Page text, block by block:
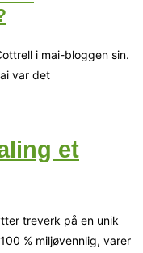
i mai-bloggen sin.
var det
et
treverk på en unik
% miljøvennlig, varer